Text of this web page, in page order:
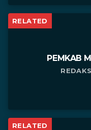
RELATED
PEMKAB
RELATED